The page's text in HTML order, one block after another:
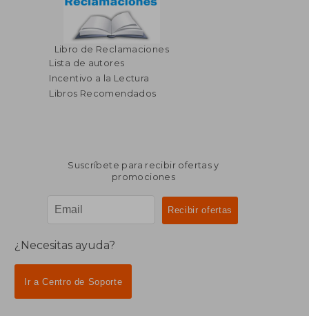
Libro de Reclamaciones
Lista de autores
Incentivo a la Lectura
Libros Recomendados
Suscríbete para recibir ofertas y
promociones
¿Necesitas ayuda?
Ir a Centro de Soporte